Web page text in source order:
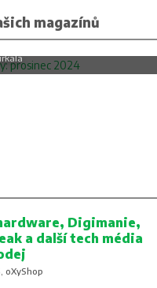
magazínů
prosinec
Digimanie,
a další tech média
oXyShop